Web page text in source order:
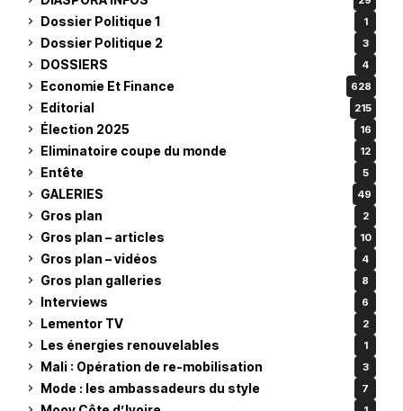
Dossier Politique 1 1
Dossier Politique 2 3
DOSSIERS 4
Economie Et Finance 628
Editorial 215
Élection 2025 16
Eliminatoire coupe du monde 12
Entête 5
GALERIES 49
Gros plan 2
Gros plan – articles 10
Gros plan – vidéos 4
Gros plan galleries 8
Interviews 6
Lementor TV 2
Les énergies renouvelables 1
Mali : Opération de re-mobilisation 3
Mode : les ambassadeurs du style 7